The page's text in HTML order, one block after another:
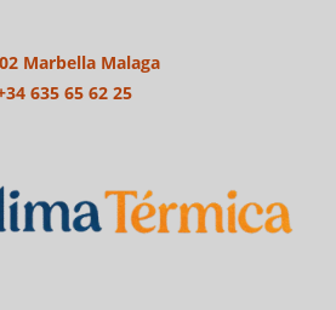
Marbella Malaga
635 65 62 25